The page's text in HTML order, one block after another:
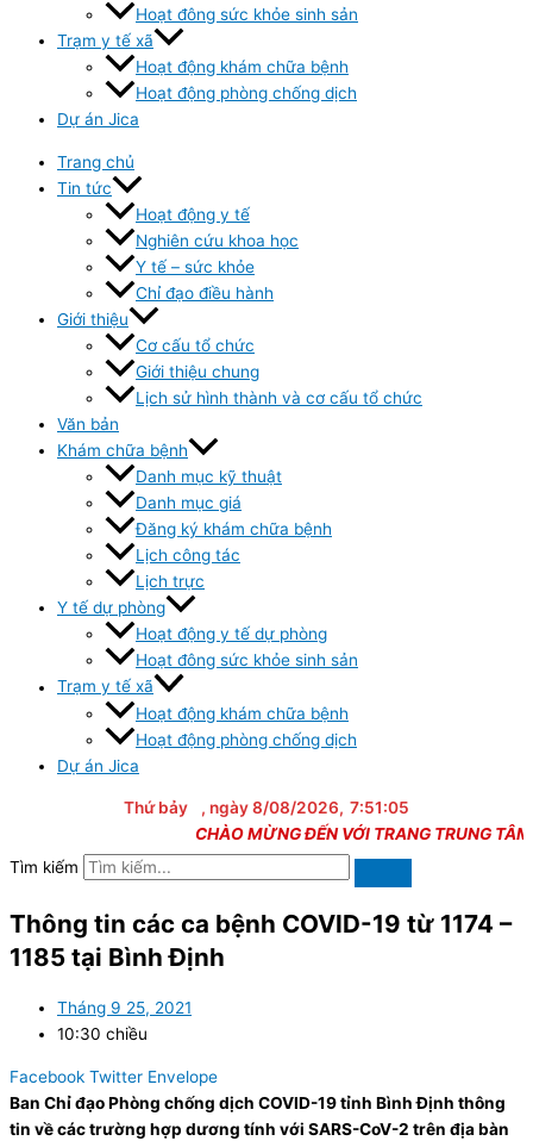
Hoạt đông sức khỏe sinh sản
Trạm y tế xã
Hoạt động khám chữa bệnh
Hoạt động phòng chống dịch
Dự án Jica
Trang chủ
Tin tức
Hoạt động y tế
Nghiên cứu khoa học
Y tế – sức khỏe
Chỉ đạo điều hành
Giới thiệu
Cơ cấu tổ chức
Giới thiệu chung
Lịch sử hình thành và cơ cấu tổ chức
Văn bản
Khám chữa bệnh
Danh mục kỹ thuật
Danh mục giá
Đăng ký khám chữa bệnh
Lịch công tác
Lịch trực
Y tế dự phòng
Hoạt động y tế dự phòng
Hoạt đông sức khỏe sinh sản
Trạm y tế xã
Hoạt động khám chữa bệnh
Hoạt động phòng chống dịch
Dự án Jica
Thứ bảy , ngày 8/08/2026, 7:51:05
CHÀO MỪNG ĐẾN VỚI TRANG TRUNG TÂM Y
Tìm kiếm
Thông tin các ca bệnh COVID-19 từ 1174 –
1185 tại Bình Định
Tháng 9 25, 2021
10:30 chiều
Facebook Twitter Envelope
Ban Chỉ đạo Phòng chống dịch COVID-19 tỉnh Bình Định thông
tin về các trường hợp dương tính với SARS-CoV-2 trên địa bàn